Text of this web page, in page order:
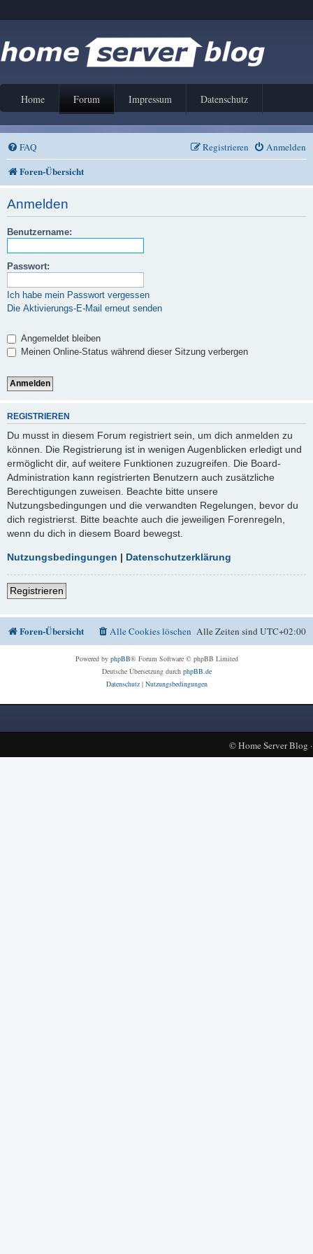
Home Forum Impressum Datenschutz
FAQ Anmelden
Registrieren
Foren-Übersicht
Anmelden
Benutzername:
Passwort:
Ich habe mein Passwort vergessen
Die Aktivierungs-E-Mail erneut senden
Angemeldet bleiben
Meinen Online-Status während dieser Sitzung verbergen
REGISTRIEREN
Du musst in diesem Forum registriert sein, um dich anmelden zu
können. Die Registrierung ist in wenigen Augenblicken erledigt und
ermöglicht dir, auf weitere Funktionen zuzugreifen. Die Board-
Administration kann registrierten Benutzern auch zusätzliche
Berechtigungen zuweisen. Beachte bitte unsere
Nutzungsbedingungen und die verwandten Regelungen, bevor du
dich registrierst. Bitte beachte auch die jeweiligen Forenregeln,
wenn du dich in diesem Board bewegst.
Nutzungsbedingungen | Datenschutzerklärung
Registrieren
Foren-Übersicht Alle Zeiten sindUTC+02:00
Alle Cookies löschen
Powered by phpBB® Forum Software © phpBB Limited
Deutsche Übersetzung durch phpBB.de
Datenschutz| Nutzungsbedingungen
©Home Server Blog